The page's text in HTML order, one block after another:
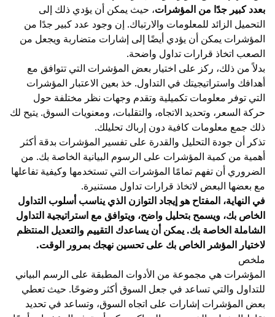
بعدد كبير جدًا من المؤشرات، حيث يمكن أن يؤدي ذلك إلى
التحميل الزائد للمعلومات والارتباك. إن وجود عدد كبير جدًا من
المؤشرات يمكن أن يؤدي أيضًا إلى إشارات متضاربة ويجعل من
الصعب اتخاذ قرارات تداول واضحة.
بدلاً من ذلك، ركز على اختيار بعض المؤشرات التي تتوافق مع
أهدافك واستراتيجيتك في التداول. خذ بعين الاعتبار المؤشرات
التي توفر معلومات تكميلية وتقدم وجهات نظر مختلفة حول
حركة السعر، وتحديد الاتجاه، والتقلبات، ومعنويات السوق. يتيح لك
ذلك جمع معلومات كافية دون إرباك تحليلك.
تذكر أن جودة التحليل والقدرة على تفسير المؤشرات بدقة أكثر
أهمية من كمية المؤشرات على الرسوم البيانية الخاصة بك. من
الضروري أن تفهم تمامًا المؤشرات التي تستخدمها وكيفية تفاعلها
مع بعضها البعض لاتخاذ قرارات تداول مستنيرة.
في النهاية، المفتاح هو إيجاد التوازن الذي يناسب أسلوب التداول
الخاص بك، ويسمح بتحليل واضح، ويتوافق مع استراتيجية التداول
الشاملة الخاصة بك. يمكن أن يساعدك التقييم والتعديل المنتظم
لاختيار المؤشر الخاص بك على تحسين نهجك بمرور الوقت.
ملخص
المؤشرات هي مجموعة من الأدوات المطبقة على الرسم البياني
للتداول والتي تساعد في جعل السوق أكثر وضوحًا. حيث تعطي
بعض المؤشرات إشارات على اتجاه السوق، وتساعد في تحديد